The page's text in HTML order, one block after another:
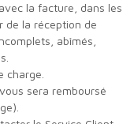
la facture, dans les
de la réception de
abîmés,
charge.
sera remboursé